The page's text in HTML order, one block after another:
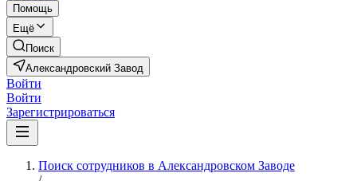
Помощь
Ещё
Поиск
Александровский Завод
Войти
Войти
Зарегистрироваться
Поиск сотрудников в Александровском Заводе